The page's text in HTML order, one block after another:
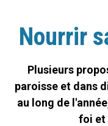
Nourrir
Plusieurs
paroisse et dans
au long de
foi et